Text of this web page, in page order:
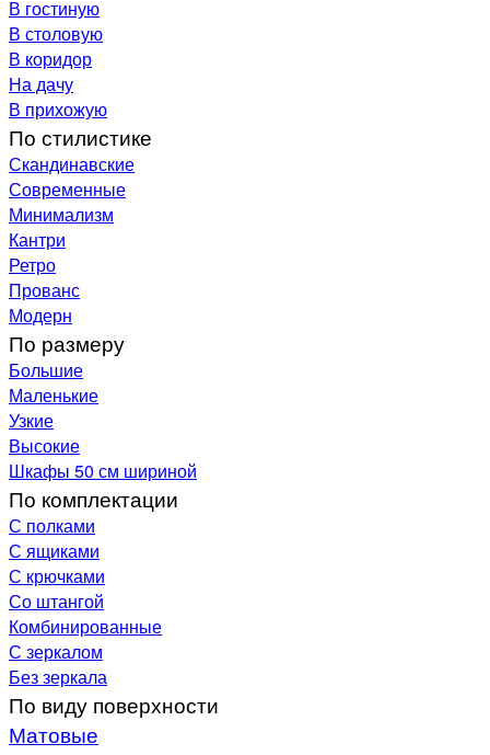
В гостиную
В столовую
В коридор
На дачу
В прихожую
По стилистике
Скандинавские
Современные
Минимализм
Кантри
Ретро
Прованс
Модерн
По размеру
Большие
Маленькие
Узкие
Высокие
Шкафы 50 см шириной
По комплектации
С полками
С ящиками
С крючками
Со штангой
Комбинированные
С зеркалом
Без зеркала
По виду поверхности
Матовые